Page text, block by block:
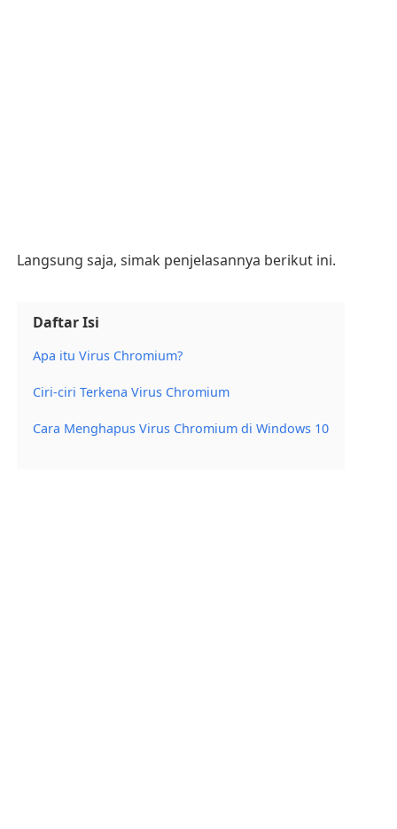
Langsung saja, simak penjelasannya berikut ini.
Daftar Isi
Apa itu Virus Chromium?
Ciri-ciri Terkena Virus Chromium
Cara Menghapus Virus Chromium di Windows 10